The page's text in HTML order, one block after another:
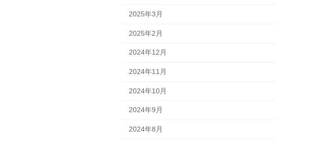
2025年3月
2025年2月
2024年12月
2024年11月
2024年10月
2024年9月
2024年8月